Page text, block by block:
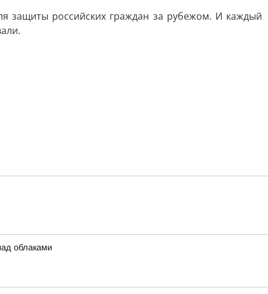
защиты российских граждан за рубежом. И каждый
облаками